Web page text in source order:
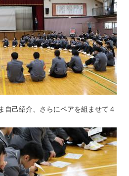
自己紹介、さらにペアを組ませて４